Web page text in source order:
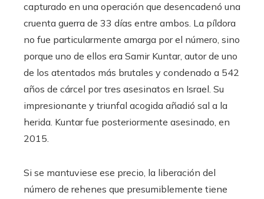
capturado en una operación que desencadenó una
cruenta guerra de 33 días entre ambos. La píldora
no fue particularmente amarga por el número, sino
porque uno de ellos era Samir Kuntar, autor de uno
de los atentados más brutales y condenado a 542
años de cárcel por tres asesinatos en Israel. Su
impresionante y triunfal acogida añadió sal a la
herida. Kuntar fue posteriormente asesinado, en
2015.
Si se mantuviese ese precio, la liberación del
número de rehenes que presumiblemente tiene